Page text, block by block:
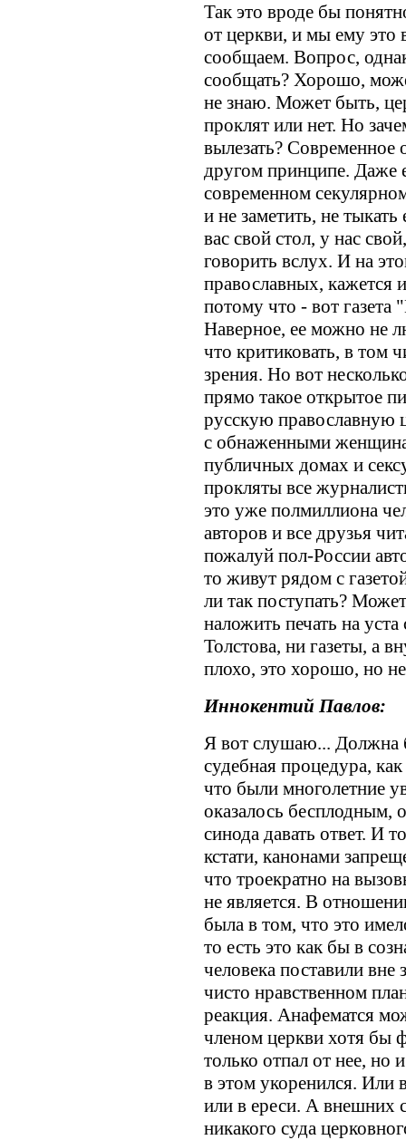
Так это вроде бы
от церкви, и мы ему это
сообщаем. Вопрос,
сообщать? Хорошо,
не знаю. Может быть,
проклят или нет. Но
вылезать? Современное
другом принципе. Даже
современном
и не заметить, не
вас свой стол, у нас
говорить вслух. И на
православных,
потому что - вот
Наверное, ее можно не
что критиковать, в том
зрения. Но вот
прямо такое открытое
русскую православную
с обнаженными
публичных домах и
прокляты все
это уже полмиллиона
авторов и все друзья
пожалуй пол-России
то живут рядом с
ли так поступать?
наложить печать на
Толстова, ни газеты, а
плохо, это хорошо, но
Иннокентий Павлов:
Я вот слушаю... Должна
судебная процедура,
что были многолетние
оказалось бесплодным,
синода давать ответ. И
кстати, канонами
что троекратно на
не является. В
была в том, что это
то есть это как бы в
человека поставили вне
чисто нравственном
реакция. Анафематся
членом церкви хотя бы
только отпал от нее, но
в этом укоренился. Или
или в ереси. А внешних
никакого суда